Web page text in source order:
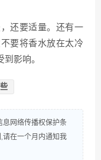
还要适量。还有一
要将香水放在太冷
影响。
息网络传播权保护条
请在一个月内通知我